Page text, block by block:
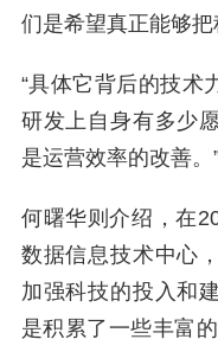
们是希望真正能够
“具体它背后的技术
研发上自身有多少
是运营效率的改善。
何曙华则介绍，在
数据信息技术中心
加强科技的投入和
是积累了一些丰富